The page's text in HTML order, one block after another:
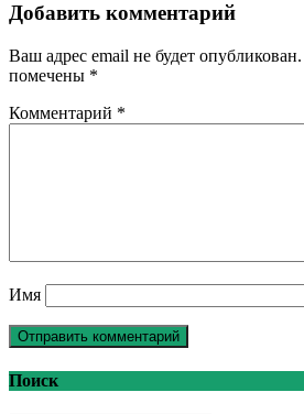
Добавить комментарий
Ваш адрес email не будет опубликован.
помечены *
Комментарий *
Имя
Поиск